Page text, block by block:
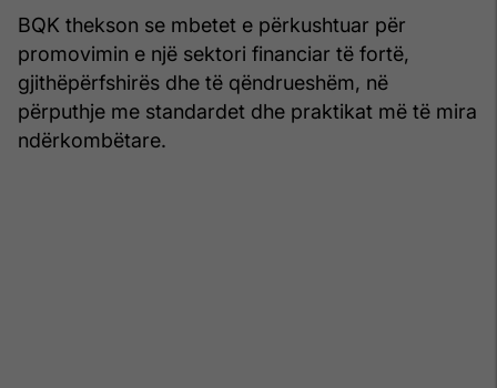
BQK thekson se mbetet e përkushtuar për
promovimin e një sektori financiar të fortë,
gjithëpërfshirës dhe të qëndrueshëm, në
përputhje me standardet dhe praktikat më të mira
ndërkombëtare.